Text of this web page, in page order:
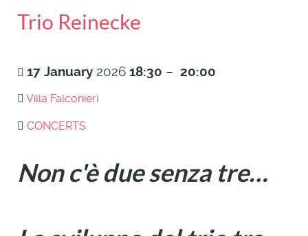
Trio Reinecke
17 January 2026 18:30 – 20:00
Villa Falconieri
CONCERTS
Non c'è due senza tre…